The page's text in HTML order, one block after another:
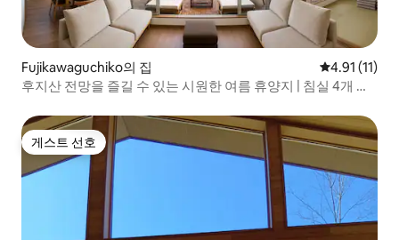
Fujikawaguchiko의 집 평점 4.91점
4.91 (11)
후지산 전망을 즐길 수 있는 시원한 여름 휴양지 | 침실 4개 저
게스트 선호
게스트 선호